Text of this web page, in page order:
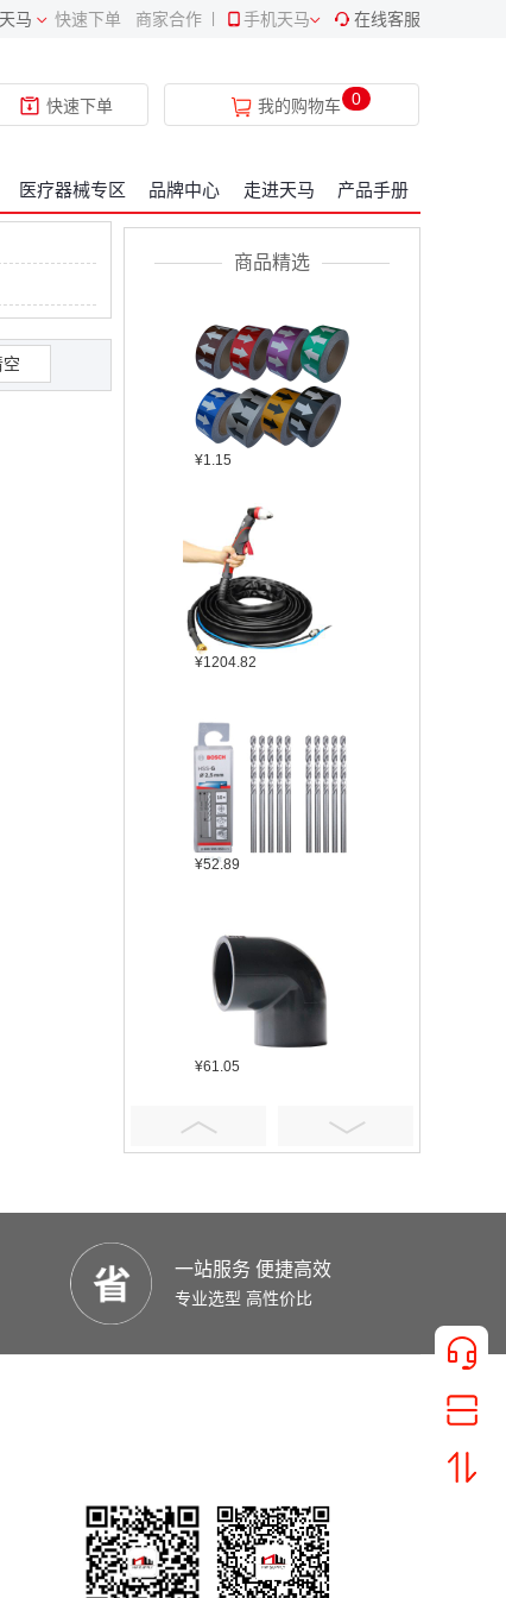
在线客服
手机天马
商家合作
快速下单
马
快速下单 我的购物车 0
医疗器械专区 品牌中心 走进天马 产品手册
商品精选
¥2304.22
¥1.15
¥1204.82
¥52.89
¥61.05
¥401.16
一站服务 便捷高效
专业选型 高性价比